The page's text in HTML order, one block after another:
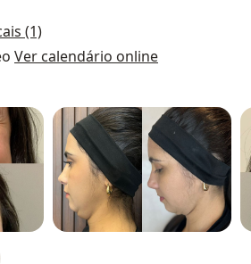
(1)
Ver calendário online